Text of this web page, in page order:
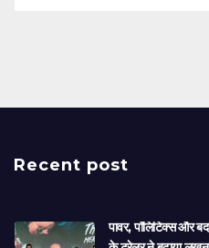
Recent post
पावर, पॉलिटिक्स और